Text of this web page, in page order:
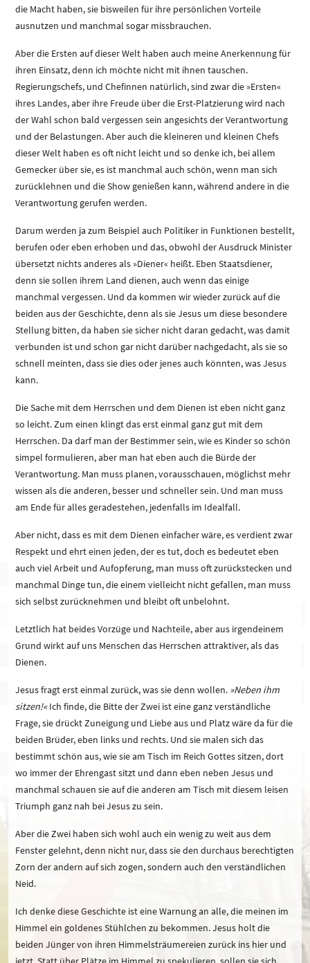
die Macht haben, sie bisweilen für ihre persönlichen Vorteile
ausnutzen und manchmal sogar missbrauchen.
Aber die Ersten auf dieser Welt haben auch meine Anerkennung für
ihren Einsatz, denn ich möchte nicht mit ihnen tauschen.
Regierungschefs, und Chefinnen natürlich, sind zwar die »Ersten«
ihres Landes, aber ihre Freude über die Erst-Platzierung wird nach
der Wahl schon bald vergessen sein angesichts der Verantwortung
und der Belastungen. Aber auch die kleineren und kleinen Chefs
dieser Welt haben es oft nicht leicht und so denke ich, bei allem
Gemecker über sie, es ist manchmal auch schön, wenn man sich
zurücklehnen und die Show genießen kann, während andere in die
Verantwortung gerufen werden.
Darum werden ja zum Beispiel auch Politiker in Funktionen bestellt,
berufen oder eben erhoben und das, obwohl der Ausdruck Minister
übersetzt nichts anderes als »Diener« heißt. Eben Staatsdiener,
denn sie sollen ihrem Land dienen, auch wenn das einige
manchmal vergessen. Und da kommen wir wieder zurück auf die
beiden aus der Geschichte, denn als sie Jesus um diese besondere
Stellung bitten, da haben sie sicher nicht daran gedacht, was damit
verbunden ist und schon gar nicht darüber nachgedacht, als sie so
schnell meinten, dass sie dies oder jenes auch könnten, was Jesus
kann.
Die Sache mit dem Herrschen und dem Dienen ist eben nicht ganz
so leicht. Zum einen klingt das erst einmal ganz gut mit dem
Herrschen. Da darf man der Bestimmer sein, wie es Kinder so schön
simpel formulieren, aber man hat eben auch die Bürde der
Verantwortung. Man muss planen, vorausschauen, möglichst mehr
wissen als die anderen, besser und schneller sein. Und man muss
am Ende für alles geradestehen, jedenfalls im Idealfall.
Aber nicht, dass es mit dem Dienen einfacher wäre, es verdient zwar
Respekt und ehrt einen jeden, der es tut, doch es bedeutet eben
auch viel Arbeit und Aufopferung, man muss oft zurückstecken und
manchmal Dinge tun, die einem vielleicht nicht gefallen, man muss
sich selbst zurücknehmen und bleibt oft unbelohnt.
Letztlich hat beides Vorzüge und Nachteile, aber aus irgendeinem
Grund wirkt auf uns Menschen das Herrschen attraktiver, als das
Dienen.
Jesus fragt erst einmal zurück, was sie denn wollen. »Neben ihm
sitzen!«Ich finde, die Bitte der Zwei ist eine ganz verständliche
Frage, sie drückt Zuneigung und Liebe aus und Platz wäre da für die
beiden Brüder, eben links und rechts. Und sie malen sich das
bestimmt schön aus, wie sie am Tisch im Reich Gottes sitzen, dort
wo immer der Ehrengast sitzt und dann eben neben Jesus und
manchmal schauen sie auf die anderen am Tisch mit diesem leisen
Triumph ganz nah bei Jesus zu sein.
Aber die Zwei haben sich wohl auch ein wenig zu weit aus dem
Fenster gelehnt, denn nicht nur, dass sie den durchaus berechtigten
Zorn der andern auf sich zogen, sondern auch den verständlichen
Neid.
Ich denke diese Geschichte ist eine Warnung an alle, die meinen im
Himmel ein goldenes Stühlchen zu bekommen. Jesus holt die
beiden Jünger von ihren Himmelsträumereien zurück ins hier und